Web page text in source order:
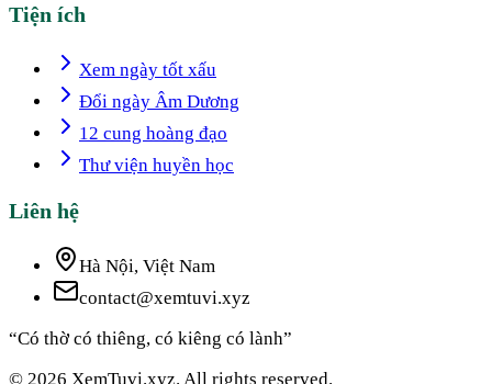
Tiện ích
Xem ngày tốt xấu
Đổi ngày Âm Dương
12 cung hoàng đạo
Thư viện huyền học
Liên hệ
Hà Nội, Việt Nam
contact@xemtuvi.xyz
“Có thờ có thiêng, có kiêng có lành”
© 2026 XemTuvi.xyz. All rights reserved.